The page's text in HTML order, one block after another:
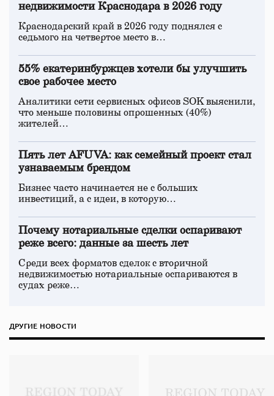
недвижимости Краснодара в 2026 году
Краснодарский край в 2026 году поднялся с
седьмого на четвертое место в…
55% екатеринбуржцев хотели бы улучшить
свое рабочее место
Аналитики сети сервисных офисов SOK выяснили,
что меньше половины опрошенных (40%)
жителей…
Пять лет AFUVA: как семейный проект стал
узнаваемым брендом
Бизнес часто начинается не с больших
инвестиций, а с идеи, в которую…
Почему нотариальные сделки оспаривают
реже всего: данные за шесть лет
Среди всех форматов сделок с вторичной
недвижимостью нотариальные оспариваются в
судах реже…
ДРУГИЕ НОВОСТИ